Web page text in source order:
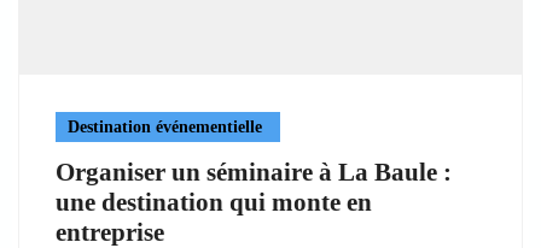
Destination événementielle
Organiser un séminaire à La Baule :
une destination qui monte en
entreprise